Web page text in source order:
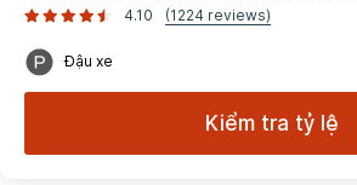
4.10
(1224 reviews)
Đậu xe
Kiểm tra tỷ lệ